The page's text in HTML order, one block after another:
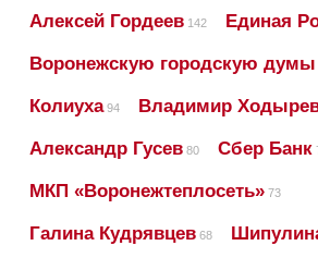
Алексей Гордеев 142 Единая
Воронежскую городскую думы
Колиуха94 Владимир
Александр Гусев 80 Сбер Банк
МКП «Воронежтеплосеть» 73
Галина Кудрявцев 68